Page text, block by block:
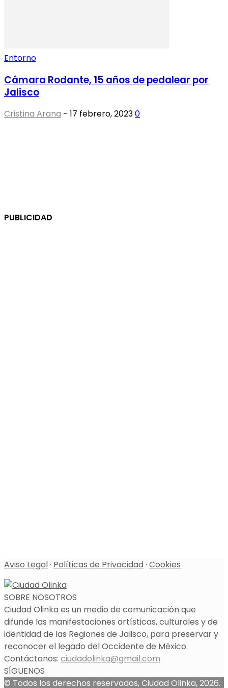
Entorno
Cámara Rodante, 15 años de pedalear por
Jalisco
Cristina Arana - 17 febrero, 20230
PUBLICIDAD
Aviso Legal· Políticas de Privacidad· Cookies
SOBRE NOSOTROS
Ciudad Olinka es un medio de comunicación que
difunde las manifestaciones artísticas, culturales y de
identidad de las Regiones de Jalisco, para preservar y
reconocer el legado del Occidente de México.
Contáctanos: ciudadolinka@gmail.com
SÍGUENOS
© Todos los derechos reservados, Ciudad Olinka, 2026.